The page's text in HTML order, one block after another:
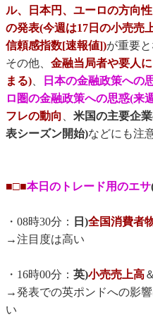
ル、日本円、ユーロの方向性
の発表(今週は17日の小売売
信頼感指数[速報値])が重要と
その他、 金融当局者や要人
まる)、 日本の金融政策への
ロ圏の金融政策への思惑(来
フレの動向 、 米国の主要企
表シーズン開始)などにも注
■□■本日のトレード用のエサ
・08時30分： 日)全国消費者
→注目度は高い
・16時00分： 英)小売売上高＆
→発表での英ポンドへの影
い